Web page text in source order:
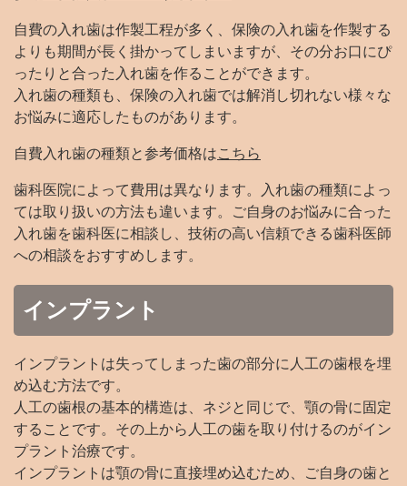
自費の入れ歯は作製工程が多く、保険の入れ歯を作製する
よりも期間が長く掛かってしまいますが、その分お口にぴ
ったりと合った入れ歯を作ることができます。
入れ歯の種類も、保険の入れ歯では解消し切れない様々な
お悩みに適応したものがあります。
自費入れ歯の種類と参考価格はこちら
歯科医院によって費用は異なります。入れ歯の種類によっ
ては取り扱いの方法も違います。ご自身のお悩みに合った
入れ歯を歯科医に相談し、技術の高い信頼できる歯科医師
への相談をおすすめします。
インプラント
インプラントは失ってしまった歯の部分に人工の歯根を埋
め込む方法です。
人工の歯根の基本的構造は、ネジと同じで、顎の骨に固定
することです。その上から人工の歯を取り付けるのがイン
プラント治療です。
インプラントは顎の骨に直接埋め込むため、ご自身の歯と